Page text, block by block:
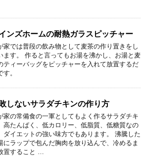
ンズホームの耐熱ガラスピッチャー
家では普段の飲み物として麦茶の作り置きをし
ます。 作ると言ってもお湯を沸かし、お湯と麦
ティーバッグをピッチャーを入れて放置するだ
す。
しないサラダチキンの作り方
家の常備食の一軍としてもよく作るサラダチキ
高たんぱく、低カロリー、低脂質、低糖質なの
ダイエットの強い味方でもあります。 沸騰した
にラップで包んだ胸肉を放り込んで、冷めるま
置すること …